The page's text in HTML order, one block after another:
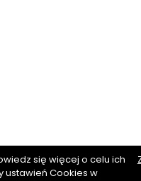
się więcej o celu ich
ustawień Cookies w